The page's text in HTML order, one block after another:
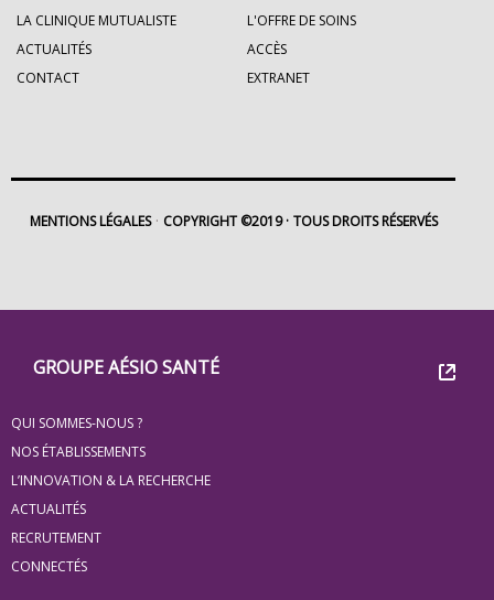
Groupe
Eovi
pour
les
minis
site
GROUPE AÉSIO SANTÉ
QUI SOMMES-NOUS ?
NOS ÉTABLISSEMENTS
L’INNOVATION & LA RECHERCHE
ACTUALITÉS
RECRUTEMENT
CONNECTÉS
LA CLINIQUE MUTUALISTE
L'OFFRE DE SOINS
ACTUALITÉS
ACCÈS
CONTACT
EXTRANET
MENTIONS LÉGALES COPYRIGHT ©2019 TOUS DROITS RÉSERVÉS